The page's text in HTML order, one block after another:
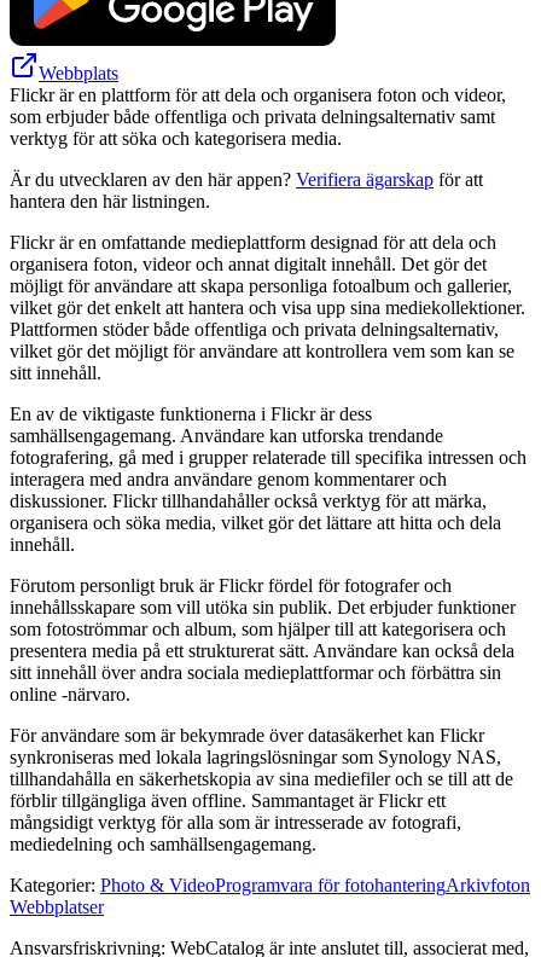
Webbplats
Flickr är en plattform för att dela och organisera foton och videor,
som erbjuder både offentliga och privata delningsalternativ samt
verktyg för att söka och kategorisera media.
Är du utvecklaren av den här appen? Verifiera ägarskap för att
hantera den här listningen.
Flickr är en omfattande medieplattform designad för att dela och
organisera foton, videor och annat digitalt innehåll. Det gör det
möjligt för användare att skapa personliga fotoalbum och gallerier,
vilket gör det enkelt att hantera och visa upp sina mediekollektioner.
Plattformen stöder både offentliga och privata delningsalternativ,
vilket gör det möjligt för användare att kontrollera vem som kan se
sitt innehåll.
En av de viktigaste funktionerna i Flickr är dess
samhällsengagemang. Användare kan utforska trendande
fotografering, gå med i grupper relaterade till specifika intressen och
interagera med andra användare genom kommentarer och
diskussioner. Flickr tillhandahåller också verktyg för att märka,
organisera och söka media, vilket gör det lättare att hitta och dela
innehåll.
Förutom personligt bruk är Flickr fördel för fotografer och
innehållsskapare som vill utöka sin publik. Det erbjuder funktioner
som fotoströmmar och album, som hjälper till att kategorisera och
presentera media på ett strukturerat sätt. Användare kan också dela
sitt innehåll över andra sociala medieplattformar och förbättra sin
online -närvaro.
För användare som är bekymrade över datasäkerhet kan Flickr
synkroniseras med lokala lagringslösningar som Synology NAS,
tillhandahålla en säkerhetskopia av sina mediefiler och se till att de
förblir tillgängliga även offline. Sammantaget är Flickr ett
mångsidigt verktyg för alla som är intresserade av fotografi,
mediedelning och samhällsengagemang.
Kategorier: Photo & VideoProgramvara för fotohanteringArkivfoton
Webbplatser
Ansvarsfriskrivning: WebCatalog är inte anslutet till, associerat med,